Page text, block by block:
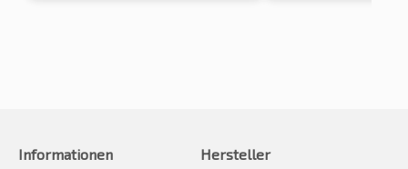
Informationen
Hersteller